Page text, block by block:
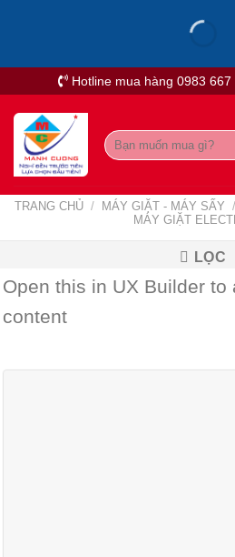
Hotline mua hàng 0983
Tìm
kiếm:
TRANG CHỦ / MÁY GIẶT - MÁY SẤY /
MÁY GIẶT
LỌC
Open this in UX Builder to
content